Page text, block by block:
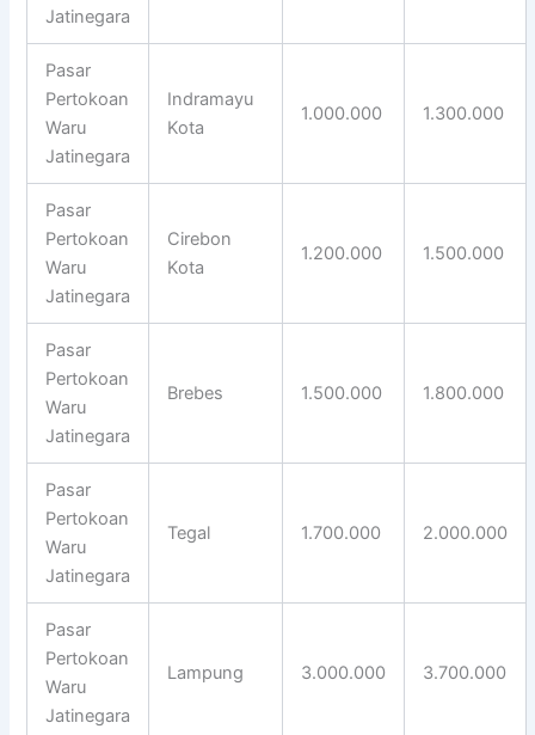
Jatinegara
Pasar
Pertokoan
Waru
Jatinegara
Indramayu
Kota
1.000.000 1.300.000
Pasar
Pertokoan
Waru
Jatinegara
Cirebon
Kota
1.200.000 1.500.000
Pasar
Pertokoan
Waru
Jatinegara
Brebes 1.500.000 1.800.000
Pasar
Pertokoan
Waru
Jatinegara
Tegal 1.700.000 2.000.000
Pasar
Pertokoan
Waru
Jatinegara
Lampung 3.000.000 3.700.000